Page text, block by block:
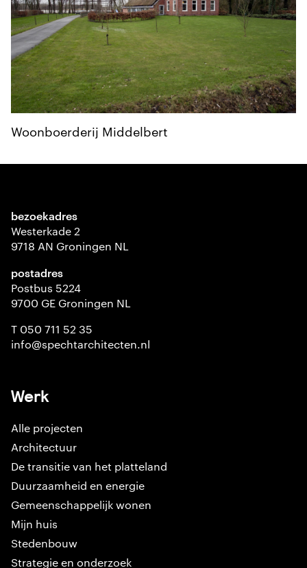
Woonboerderij Middelbert
bezoekadres
Westerkade 2
9718 AN Groningen NL
postadres
Postbus 5224
9700 GE Groningen NL
T 050 711 52 35
info@spechtarchitecten.nl
Werk
Alle projecten
Architectuur
De transitie van het platteland
Duurzaamheid en energie
Gemeenschappelijk wonen
Mijn huis
Stedenbouw
Strategie en onderzoek